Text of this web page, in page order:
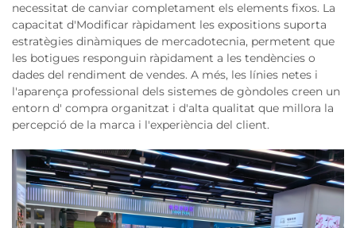
necessitat de canviar completament els elements fixos. La
capacitat d'Modificar ràpidament les expositions suporta
estratègies dinàmiques de mercadotecnia, permetent que
les botigues responguin ràpidament a les tendències o
dades del rendiment de vendes. A més, les línies netes i
l'aparença professional dels sistemes de gòndoles creen un
entorn d' compra organitzat i d'alta qualitat que millora la
percepció de la marca i l'experiència del client.